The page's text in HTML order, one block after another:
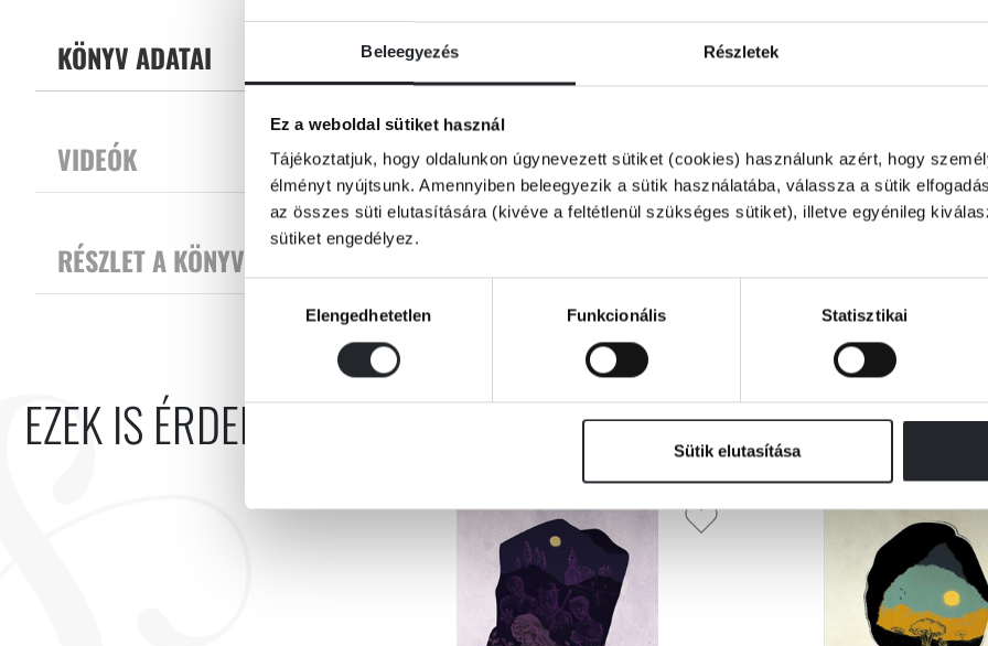
Beleegyezés Részletek
Ez a weboldal sütiket használ
Tájékoztatjuk, hogy oldalunkon úgynevezett sütiket (cookies) használunk azért, hogy
élményt nyújtsunk. Amennyiben beleegyezik a sütik használatába, válassza a sütik
az összes süti elutasítására (kivéve a feltétlenül szükséges sütiket), illetve egyénileg
sütiket engedélyez.
kiválasztásaElengedhetetlen Funkcionális Statisztikai
Sütik elutasítása
A regény néhány erőteljes vonással fölvázolt helyzeteivel és alakjaival, a létfenntartásért törvényen kívül is
elszántan küzdő kisemberek életének ábrázolásával és plasztikus pillanatfelvételeivel az Appalache-hegység déli
tájairól rögtön teljes fegyverzetben állítja elénk az immár kortárs klasszikussá vált írót. Cormac McCarthy első
Tovább
KÖNYV ADATAI
VIDEÓK
RÉSZLET A KÖNYVBŐL
EZEK IS ÉRDEKELHETNEK